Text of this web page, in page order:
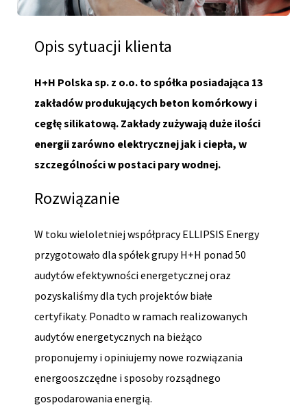
Opis sytuacji klienta
H+H Polska sp. z o.o. to spółka posiadająca 13
zakładów produkujących beton komórkowy i
cegłę silikatową. Zakłady zużywają duże ilości
energii zarówno elektrycznej jak i ciepła, w
szczególności w postaci pary wodnej.
Rozwiązanie
W toku wieloletniej współpracy ELLIPSIS Energy
przygotowało dla spółek grupy H+H ponad 50
audytów efektywności energetycznej oraz
pozyskaliśmy dla tych projektów białe
certyfikaty. Ponadto w ramach realizowanych
audytów energetycznych na bieżąco
proponujemy i opiniujemy nowe rozwiązania
energooszczędne i sposoby rozsądnego
gospodarowania energią.